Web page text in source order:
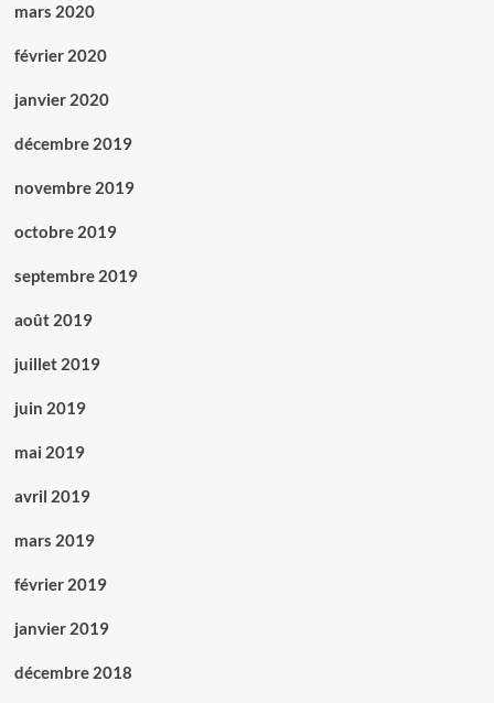
mars 2020
février 2020
janvier 2020
décembre 2019
novembre 2019
octobre 2019
septembre 2019
août 2019
juillet 2019
juin 2019
mai 2019
avril 2019
mars 2019
février 2019
janvier 2019
décembre 2018